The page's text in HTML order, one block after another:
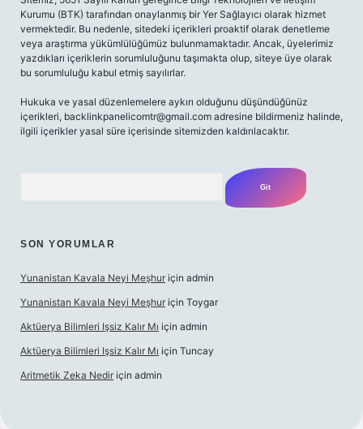
Kurumu (BTK) tarafından onaylanmış bir Yer Sağlayıcı olarak hizmet
vermektedir. Bu nedenle, sitedeki içerikleri proaktif olarak denetleme
veya araştırma yükümlülüğümüz bulunmamaktadır. Ancak, üyelerimiz
yazdıkları içeriklerin sorumluluğunu taşımakta olup, siteye üye olarak
bu sorumluluğu kabul etmiş sayılırlar.
Hukuka ve yasal düzenlemelere aykırı olduğunu düşündüğünüz
içerikleri, backlinkpanelicomtr@gmail.com adresine bildirmeniz halinde,
ilgili içerikler yasal süre içerisinde sitemizden kaldırılacaktır.
SON YORUMLAR
Yunanistan Kavala Neyi Meşhur için admin
Yunanistan Kavala Neyi Meşhur için Toygar
Aktüerya Bilimleri Işsiz Kalır Mı için admin
Aktüerya Bilimleri Işsiz Kalır Mı için Tuncay
Aritmetik Zeka Nedir için admin